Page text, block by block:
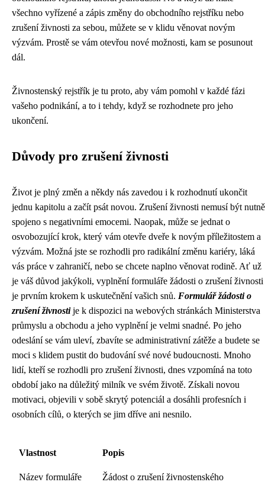
všechno vyřízené a zápis změny do obchodního rejstříku nebo
zrušení živnosti za sebou, můžete se v klidu věnovat novým
výzvám. Prostě se vám otevřou nové možnosti, kam se posunout
dál.
Živnostenský rejstřík je tu proto, aby vám pomohl v každé fázi
vašeho podnikání, a to i tehdy, když se rozhodnete pro jeho
ukončení.
Důvody pro zrušení živnosti
Život je plný změn a někdy nás zavedou i k rozhodnutí ukončit
jednu kapitolu a začít psát novou. Zrušení živnosti nemusí být nutně
spojeno s negativními emocemi. Naopak, může se jednat o
osvobozující krok, který vám otevře dveře k novým příležitostem a
výzvám. Možná jste se rozhodli pro radikální změnu kariéry, láká
vás práce v zahraničí, nebo se chcete naplno věnovat rodině. Ať už
je váš důvod jakýkoli, vyplnění formuláře žádosti o zrušení živnosti
je prvním krokem k uskutečnění vašich snů. Formulář žádosti o
zrušení živnostije k dispozici na webových stránkách Ministerstva
průmyslu a obchodu a jeho vyplnění je velmi snadné. Po jeho
odeslání se vám uleví, zbavíte se administrativní zátěže a budete se
moci s klidem pustit do budování své nové budoucnosti. Mnoho
lidí, kteří se rozhodli pro zrušení živnosti, dnes vzpomíná na toto
období jako na důležitý milník ve svém životě. Získali novou
motivaci, objevili v sobě skrytý potenciál a dosáhli profesních i
osobních cílů, o kterých se jim dříve ani nesnilo.
Vlastnost Popis
Název formuláře
Žádost o zrušení živnostenského